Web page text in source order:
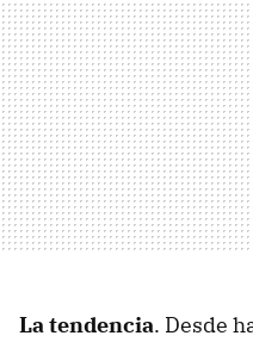
La tendencia. Desde